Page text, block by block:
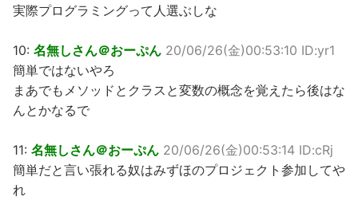
実際プログラミングって人選ぶしな
10: 名無しさん＠おーぷん 20/06/26(金)00:53:10 ID:yr1
簡単ではないやろ
まあでもメソッドとクラスと変数の概念を覚えたら後はな
んとかなるで
11: 名無しさん＠おーぷん 20/06/26(金)00:53:14 ID:cRj
簡単だと言い張れる奴はみずほのプロジェクト参加してや
れ